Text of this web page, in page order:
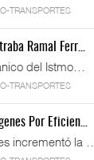
TRANSPORTES
Ramal Ferr…
del Istmo…
TRANSPORTES
Por Eficien…
incrementó la …